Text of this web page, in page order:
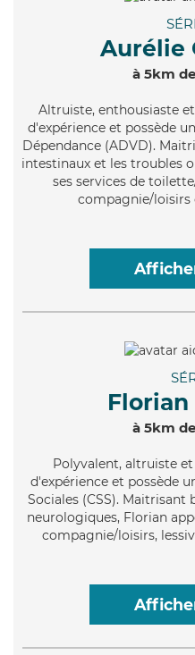
Aurélie
à 5km
Altruiste, enthousiaste
d'expérience et possède
Dépendance (ADVD).
intestinaux et les troubles
ses services de
compagnie/loisirs
Florian
à 5km
Polyvalent, altruiste
d'expérience et possède
Sociales (CSS).
neurologiques, Florian
compagnie/loisirs,